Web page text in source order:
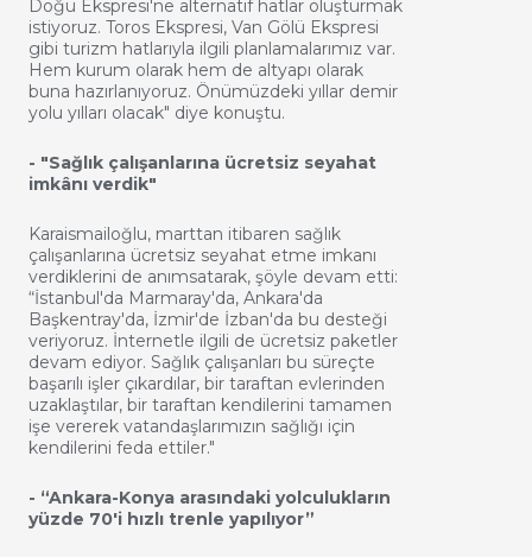
Doğu Ekspresi'ne alternatif hatlar oluşturmak
istiyoruz. Toros Ekspresi, Van Gölü Ekspresi
gibi turizm hatlarıyla ilgili planlamalarımız var.
Hem kurum olarak hem de altyapı olarak
buna hazırlanıyoruz. Önümüzdeki yıllar demir
yolu yılları olacak" diye konuştu.
- "Sağlık çalışanlarına ücretsiz seyahat
imkânı verdik"
Karaismailoğlu, marttan itibaren sağlık
çalışanlarına ücretsiz seyahat etme imkanı
verdiklerini de anımsatarak, şöyle devam etti:
“İstanbul'da Marmaray'da, Ankara'da
Başkentray'da, İzmir'de İzban'da bu desteği
veriyoruz. İnternetle ilgili de ücretsiz paketler
devam ediyor. Sağlık çalışanları bu süreçte
başarılı işler çıkardılar, bir taraftan evlerinden
uzaklaştılar, bir taraftan kendilerini tamamen
işe vererek vatandaşlarımızın sağlığı için
kendilerini feda ettiler."
- “Ankara-Konya arasındaki yolculukların
yüzde 70'i hızlı trenle yapılıyor”